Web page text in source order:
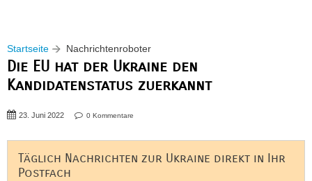
Startseite Nachrichtenroboter
Die EU hat der Ukraine den
Kandidatenstatus zuerkannt
23. Juni 2022 0 Kommentare
Täglich Nachrichten zur Ukraine direkt in Ihr
Postfach